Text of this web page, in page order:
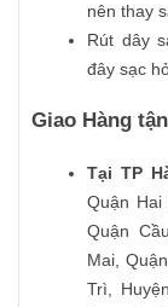
nên thay
Rút dây
đây sạc
Giao Hàng
Tại TP
Quận
Quận
Mai,
Trì,